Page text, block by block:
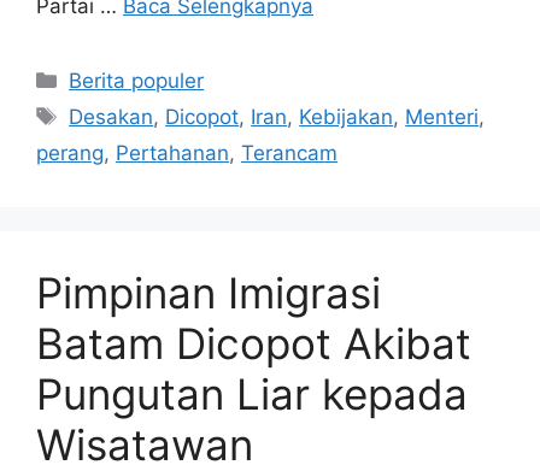
Partai … Baca Selengkapnya
Kategori
Berita populer
Tag
Desakan, Dicopot, Iran, Kebijakan, Menteri,
perang, Pertahanan, Terancam
Pimpinan Imigrasi
Batam Dicopot Akibat
Pungutan Liar kepada
Wisatawan